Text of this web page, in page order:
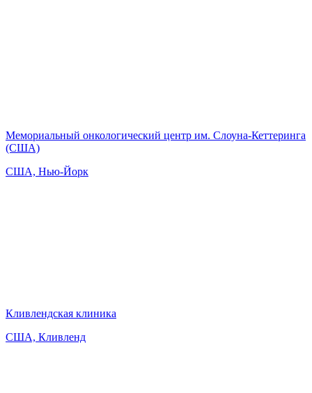
Мемориальный онкологический центр им. Слоуна-Кеттеринга
(США)
США, Нью-Йорк
Кливлендская клиника
США, Кливленд